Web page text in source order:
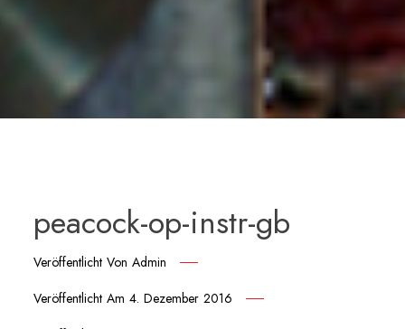
peacock-op-instr-gb
Veröffentlicht VonAdmin
Veröffentlicht Am4. Dezember 2016